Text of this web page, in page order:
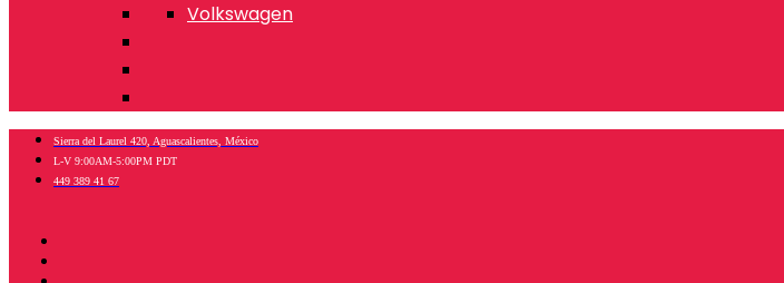
Volkswagen
Sierra del Laurel 420, Aguascalientes, México
L-V 9:00AM-5:00PM PDT
449 389 41 67